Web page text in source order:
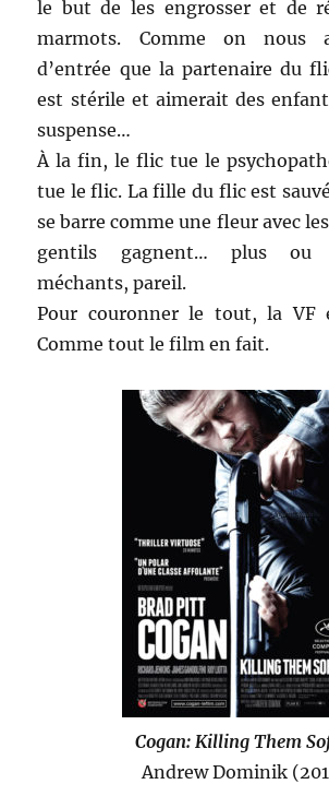
le but de les engrosser et de
marmots. Comme on nous
d’entrée que la partenaire du
est stérile et aimerait des
suspense…
À la fin, le flic tue le
tue le flic. La fille du flic est
se barre comme une fleur avec
gentils gagnent… plus ou
méchants, pareil.
Pour couronner le tout, la VF
Comme tout le film en fait.
Cogan: Killing Them
Andrew Dominik